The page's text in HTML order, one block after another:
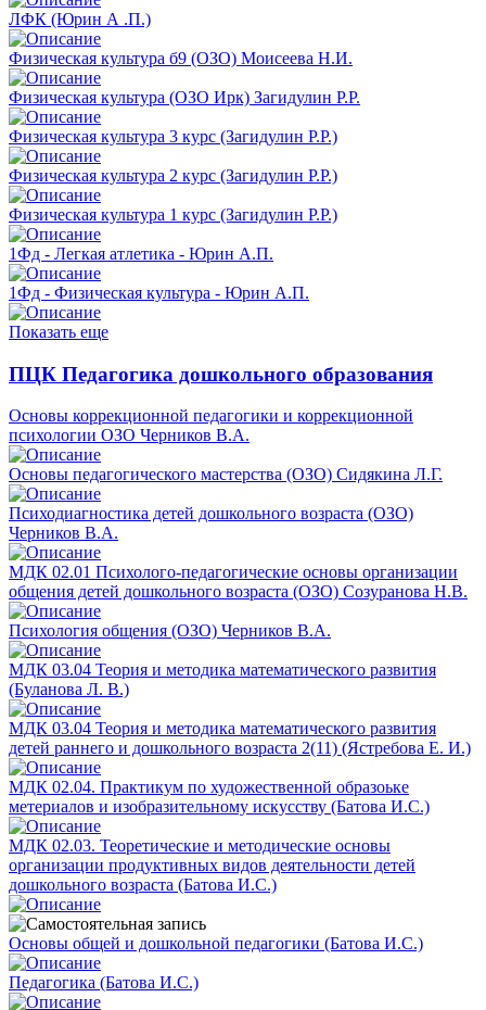
ЛФК (Юрин А .П.)
Физическая культура б9 (ОЗО) Моисеева Н.И.
Физическая культура (ОЗО Ирк) Загидулин Р.Р.
Физическая культура 3 курс (Загидулин Р.Р.)
Физическая культура 2 курс (Загидулин Р.Р.)
Физическая культура 1 курс (Загидулин Р.Р.)
1Фд - Легкая атлетика - Юрин А.П.
1Фд - Физическая культура - Юрин А.П.
Показать еще
ПЦК Педагогика дошкольного образования
Основы коррекционной педагогики и коррекционной
психологии ОЗО Черников В.А.
Основы педагогического мастерства (ОЗО) Сидякина Л.Г.
Психодиагностика детей дошкольного возраста (ОЗО)
Черников В.А.
МДК 02.01 Психолого-педагогические основы организации
общения детей дошкольного возраста (ОЗО) Созуранова Н.В.
Психология общения (ОЗО) Черников В.А.
МДК 03.04 Теория и методика математического развития
(Буланова Л. В.)
МДК 03.04 Теория и методика математического развития
детей раннего и дошкольного возраста 2(11) (Ястребова Е. И.)
МДК 02.04. Практикум по художественной образоьке
метериалов и изобразительному искусству (Батова И.С.)
МДК 02.03. Теоретические и методические основы
организации продуктивных видов деятельности детей
дошкольного возраста (Батова И.С.)
Основы общей и дошкольной педагогики (Батова И.С.)
Педагогика (Батова И.С.)